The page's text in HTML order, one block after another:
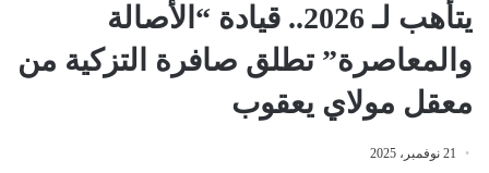
يتأهب لـ 2026.. قيادة “الأصالة
والمعاصرة” تطلق صافرة التزكية من
معقل مولاي يعقوب
21 نوفمبر، 2025